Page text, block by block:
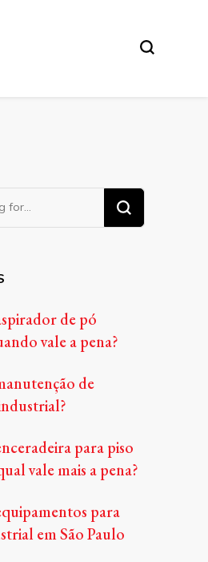
de pó
vale a pena?
de
para piso
vale mais a pena?
para
em São Paulo